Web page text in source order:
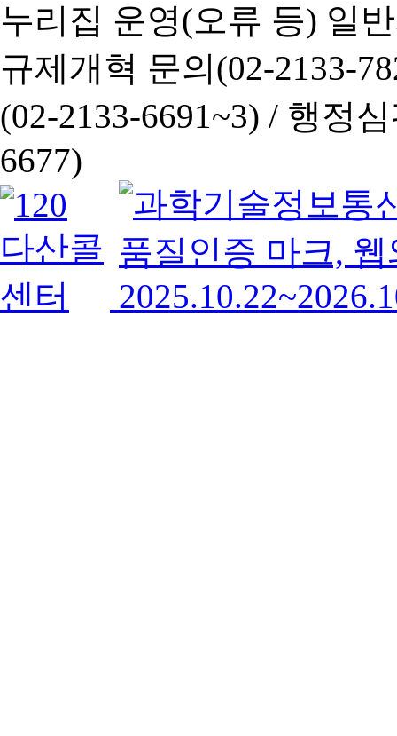
누리집 운영(오류 등) 일
규제개혁 문의(02-2133-
(02-2133-6691~3) / 행정심
6677)